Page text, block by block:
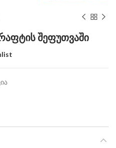
შეფუთვაში